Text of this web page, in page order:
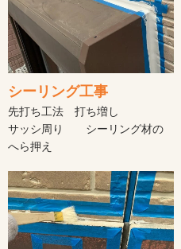
シーリング工事
先打ち工法 打ち増し
サッシ周り シーリング材の
へら押え